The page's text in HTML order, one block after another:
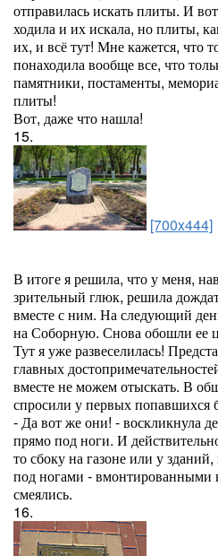
отправилась искать плиты. И
ходила и их искала, но плиты,
их, и всё тут! Мне кажется, что
понаходила вообще все, что
памятники, постаменты,
плиты!
Вот, даже что нашла!
15.
[700x444]
В итоге я решила, что у меня,
зрительный глюк, решила
вместе с ним. На следующий
на Соборную. Снова обошли ее
Тут я уже развеселилась!
главных
вместе не можем отыскать. В
спросили у первых попавшихся
- Да вот же они! - воскликнула
прямо под ноги. И
то сбоку на газоне или у
под ногами - вмонтированными
смеялись.
16.